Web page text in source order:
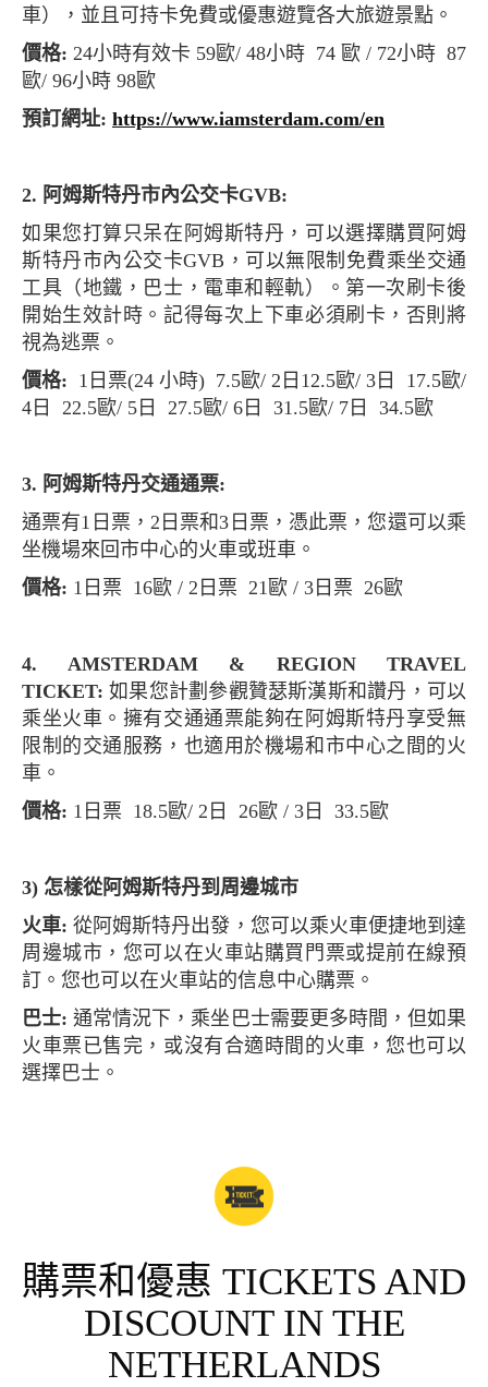
車），並且可持卡免費或優惠遊覽各大旅遊景點。
價格: 24小時有效卡 59歐/ 48小時 74 歐 / 72小時 87
歐/ 96小時 98歐
預訂網址: https://www.iamsterdam.com/en
2. 阿姆斯特丹市內公交卡GVB:
如果您打算只呆在阿姆斯特丹，可以選擇購買阿姆
斯特丹市內公交卡GVB，可以無限制免費乘坐交通
工具（地鐵，巴士，電車和輕軌）。第一次刷卡後
開始生效計時。記得每次上下車必須刷卡，否則將
視為逃票。
價格: 1日票(24 小時) 7.5歐/ 2日12.5歐/ 3日 17.5歐/
4日 22.5歐/ 5日 27.5歐/ 6日 31.5歐/ 7日 34.5歐
3. 阿姆斯特丹交通通票:
通票有1日票，2日票和3日票，憑此票，您還可以乘
坐機場來回市中心的火車或班車。
價格: 1日票 16歐 / 2日票 21歐 / 3日票 26歐
4. AMSTERDAM & REGION TRAVEL
TICKET: 如果您計劃參觀贊瑟斯漢斯和讚丹，可以
乘坐火車。擁有交通通票能夠在阿姆斯特丹享受無
限制的交通服務，也適用於機場和市中心之間的火
車。
價格: 1日票 18.5歐/ 2日 26歐 / 3日 33.5歐
3) 怎樣從阿姆斯特丹到周邊城市
火車:從阿姆斯特丹出發，您可以乘火車便捷地到達
周邊城市，您可以在火車站購買門票或提前在線預
訂。您也可以在火車站的信息中心購票。
巴士: 通常情況下，乘坐巴士需要更多時間，但如果
火車票已售完，或沒有合適時間的火車，您也可以
選擇巴士。
購票和優惠 TICKETS AND
DISCOUNT IN THE
NETHERLANDS